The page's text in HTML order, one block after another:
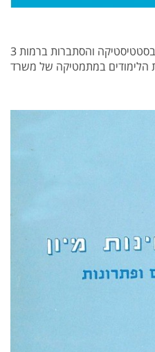
ספר זה מכיל את כל חומר הלימוד בסטטיסטיקה והסתברות ברמות 3
הלימודים במתמטיקה של משרד